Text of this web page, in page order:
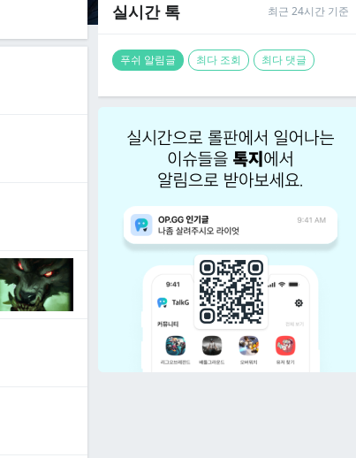
실시간 톡 최근 24시간 기준
푸쉬 알림글 최다 조회 최다 댓글